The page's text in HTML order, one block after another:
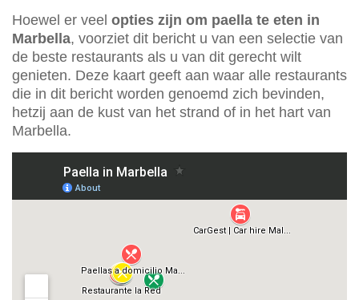
Hoewel er veel opties zijn om paella te eten in
Marbella, voorziet dit bericht u van een selectie van
de beste restaurants als u van dit gerecht wilt
genieten. Deze kaart geeft aan waar alle restaurants
die in dit bericht worden genoemd zich bevinden,
hetzij aan de kust van het strand of in het hart van
Marbella.